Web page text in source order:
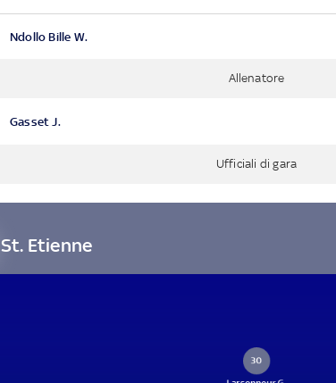
Ndollo Bille W.
Allenatore
Gasset J.
Ufficiali di gara
St. Etienne
30